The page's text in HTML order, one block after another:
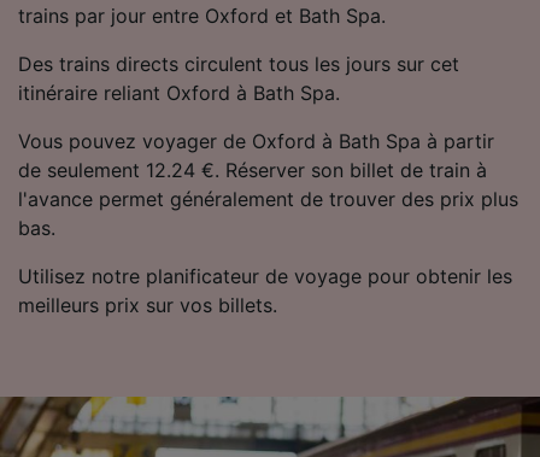
trains par jour entre Oxford et Bath Spa.
Des trains directs circulent tous les jours sur cet
itinéraire reliant Oxford à Bath Spa.
Vous pouvez voyager de Oxford à Bath Spa à partir
de seulement 12.24 €. Réserver son billet de train à
l'avance permet généralement de trouver des prix plus
bas.
Utilisez notre planificateur de voyage pour obtenir les
meilleurs prix sur vos billets.